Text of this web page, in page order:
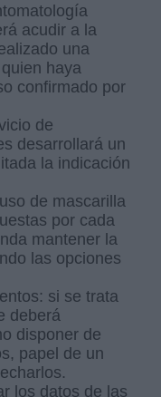
acudir a la
una
haya
confirmado por
de
desarrollará un
la indicación
de mascarilla
por cada
mantener la
las opciones
si se trata
deberá
disponer de
papel de un
los datos de las